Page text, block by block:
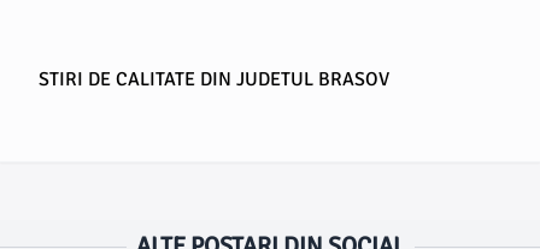
STIRI DE CALITATE DIN JUDETUL BRASOV